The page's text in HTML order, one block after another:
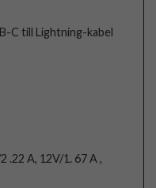
C till Lightning-kabel
.22 A, 12V/1. 67 A ,